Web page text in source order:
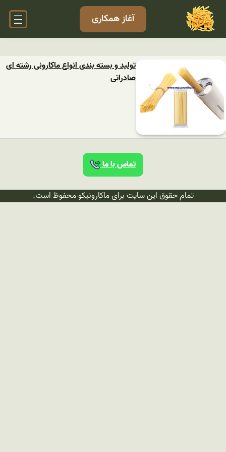
آغاز همکاری
تولید و بسته بندی انواع ماکارونی رشته ای
صادراتی
تماس با ما
تمام حقوق این سایت برای ماکارونیکو محفوظ است.